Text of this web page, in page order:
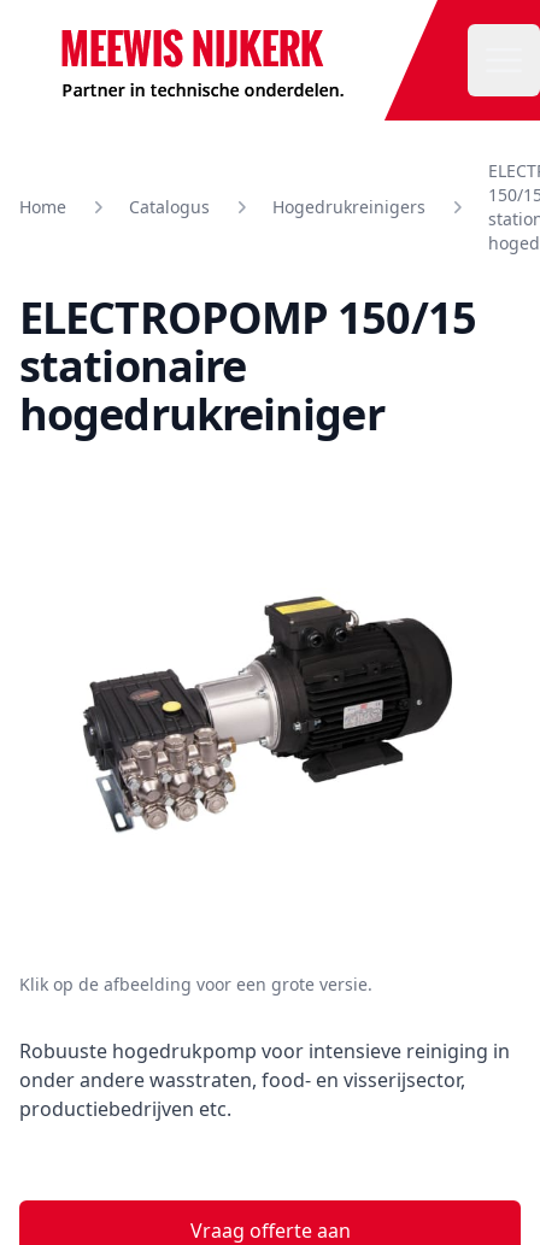
Home Catalogus Hogedrukreinigers
150/
ELECTROPOMP 150/15
stationaire
hogedrukreiniger
Klik op de afbeelding voor een grote versie.
Omschrijving
Robuuste hogedrukpomp voor intensieve reiniging in
onder andere wasstraten, food- en visserijsector,
productiebedrijven etc.
Vraag offerte aan